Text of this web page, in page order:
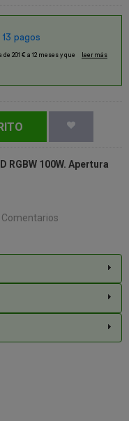
100W. Apertura
Comentarios